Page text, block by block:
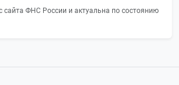
сайта ФНС России и актуальна по состоянию